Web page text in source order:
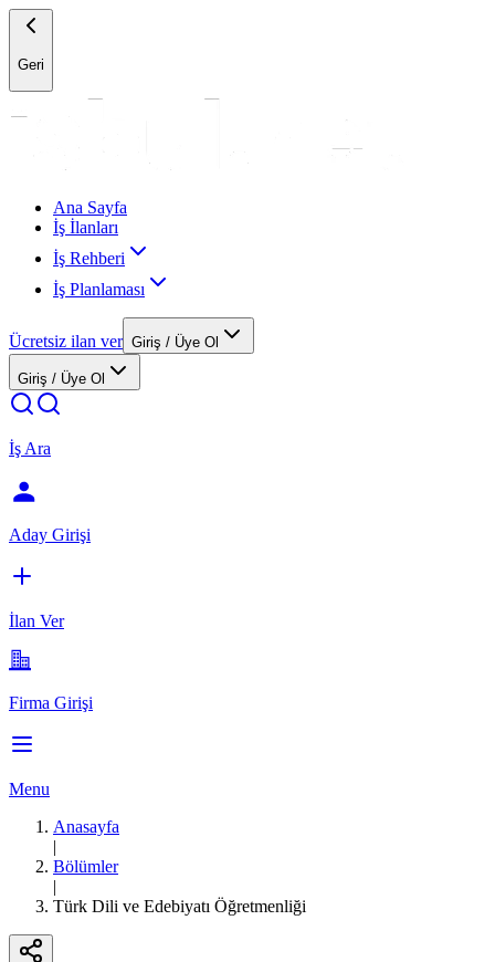
Geri
Ana Sayfa
İş İlanları
İş Rehberi
İş Planlaması
Ücretsiz ilan ver Giriş / Üye Ol
Giriş / Üye Ol
İş Ara
Aday Girişi
İlan Ver
Firma Girişi
Menu
Anasayfa
|
Bölümler
|
Türk Dili ve Edebiyatı Öğretmenliği